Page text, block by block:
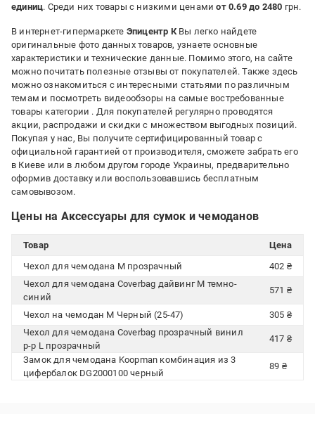
единиц. Среди них товары с низкими ценамиот 0.69 до 2480 грн.
В интернет-гипермаркете Эпицентр КВы легко найдете
оригинальные фото данных товаров, узнаете основные
характеристики и технические данные. Помимо этого, на сайте
можно почитать полезные отзывы от покупателей. Также здесь
можно ознакомиться с интересными статьями по различным
темам и посмотреть видеообзоры на самые востребованные
товары категории . Для покупателей регулярно проводятся
акции, распродажи и скидки с множеством выгодных позиций.
Покупая у нас, Вы получите сертифицированный товар с
официальной гарантией от производителя, сможете забрать его
в Киеве или в любом другом городе Украины, предварительно
оформив доставку или воспользовавшись бесплатным
самовывозом.
Цены на Аксессуары для сумок и чемоданов
Товар
Цена
Чехол для чемодана М прозрачный
402 ₴
Чехол для чемодана Coverbag дайвинг М темно-
синий
571 ₴
Чехол на чемодан M Черный (25-47)
305 ₴
Чехол для чемодана Coverbag прозрачный винил
р-р L прозрачный
417 ₴
Замок для чемодана Koopman комбинация из 3
цифербалок DG2000100 черный
89 ₴